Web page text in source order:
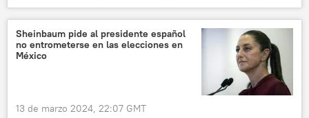
EEUU
China Pekín
CNN
Global Times
Partido Comunista de China (PCCh)
Sheinbaum pide al presidente español
no entrometerse en las elecciones en
México
13 de marzo 2024, 22:07 GMT